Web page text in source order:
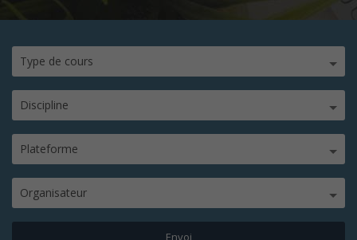
Type de cours
Discipline
Plateforme
Organisateur